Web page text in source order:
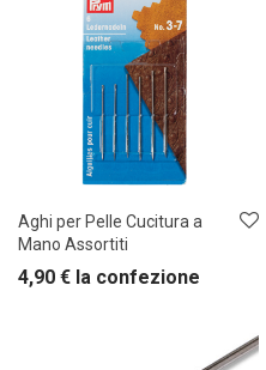
Aghi per Pelle Cucitura a
Mano Assortiti
4,90 € la confezione